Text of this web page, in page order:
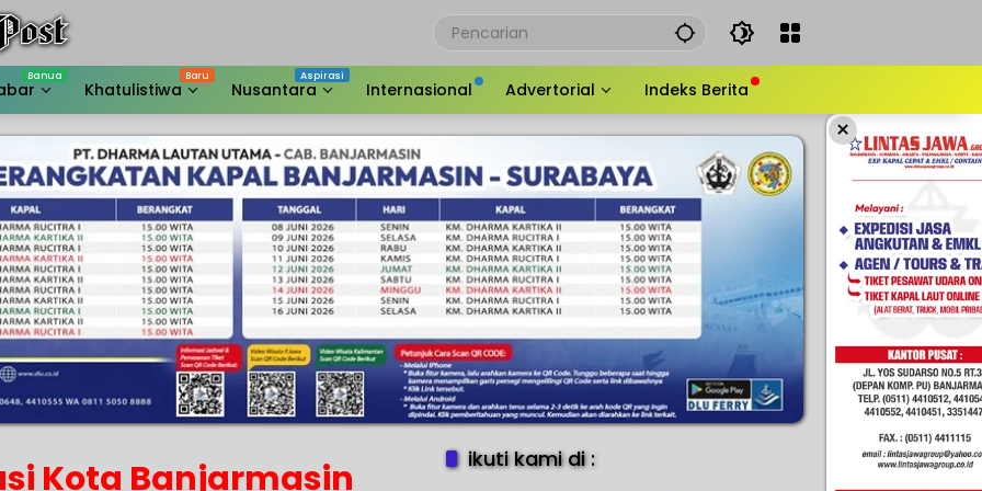
Khatulistiwa Nusantara Internasional Advertorial Indeks Berita
×
Kota Banjarmasin
ikuti kami di :